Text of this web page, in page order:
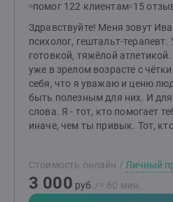
помог 122 клиентам 15
Здравствуйте! Меня зовут
психолог, гештальт-
готовкой, тяжёлой
уже в зрелом возрасте с
себя, что я уважаю и ценю
быть полезным для них. И для
слова. Я - тот, кто помогает
иначе, чем ты привык. Тот,
Человек с большой буквы "Ч".
И ты имеешь право идти.
ко мне, ты сможешь идти не
Стоимость онлайн / Личный
3 000 руб. /≈ 60 мин.